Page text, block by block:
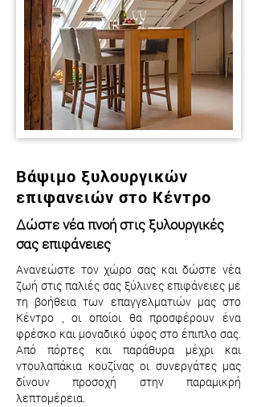
Βάψιμο ξυλουργικών
επιφανειών στο Κέντρο
Δώστε νέα πνοή στις ξυλουργικές
σας επιφάνειες
Ανανεώστε τον χώρο σας και δώστε νέα
ζωή στις παλιές σας ξύλινες επιφάνειες με
τη βοήθεια των επαγγελματιών μας στο
Κέντρο , οι οποίοι θα προσφέρουν ένα
φρέσκο και μοναδικό ύφος στο έπιπλο σας.
Από πόρτες και παράθυρα μέχρι και
ντουλαπάκια κουζίνας οι συνεργάτες μας
δίνουν προσοχή στην παραμικρή
λεπτομέρεια.